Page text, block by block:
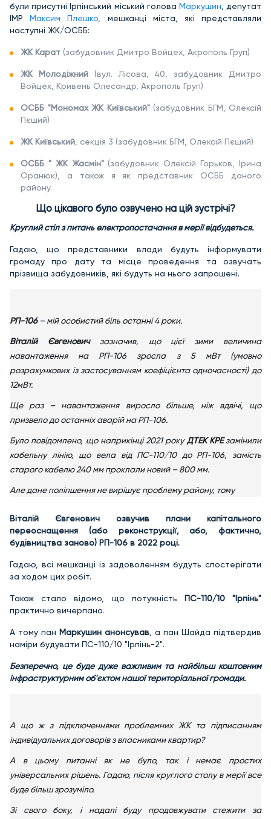
були присутні Ірпінський міський голова Маркушин , депутат
ІМРМаксим Плешко , мешканці міста, які представляли
наступні ЖК/ОСББ:
ЖК Карат (забудовник Дмитро Войцех, Акрополь Груп)
ЖК Молодіжний(вул. Лісова, 40, забудовник Дмитро
Войцех, Кривень Олесандр, Акрополь Груп)
ОСББ "Мономах ЖК Київський"(забудовник БГМ, Олексій
Пєший)
ЖК Київський , секція 3 (забудовник БГМ, Олексій Пєший)
ОСББ " ЖК Жасмін"(забудовник Олексій Горьков, Ірина
Оранюк), а також я як представник ОСББ даного
району.
Що цікавого було озвучено на цій зустрічі?
Круглий стіл з питань електропостачання в мерії відбудеться.
Гадаю, що представники влади будуть інформувати
громаду про дату та місце проведення та озвучать
прізвища забудовників, які будуть на нього запрошені.
РП-106– мій особистий біль останні 4 роки.
Віталій Євгеновичзазначив, що цієї зими величина
навантаження на РП-106 зросла з 5 мВт (умовно
розрахункових із застосуванням коефіцієнта одночасності) до
12мВт.
Ще раз – навантаження виросло більше, ніж вдвічі, що
призвело до останніх аварій на РП-106.
Було повідомлено, що наприкінці 2021 рокуДТЕК КРЕзамінили
кабельну лінію, що вела від ПС-110/10 до РП-106, замість
старого кабелю 240 мм проклали новий – 800 мм.
Але дане поліпшення не вирішує проблему району, тому
Віталій Євгенович озвучив плани капітального
переоснащення (або реконструкції, або, фактично,
будівництва заново) РП-106 в 2022 році.
Гадаю, всі мешканці із задоволенням будуть спостерігати
за ходом цих робіт.
Також стало відомо, що потужність ПС-110/10 "Ірпінь"
практично вичерпано.
А тому пан Маркушин анонсував , а пан Шайда підтвердив
наміри будувати ПС-110/10 "Ірпінь-2".
Безперечно, це буде дуже важливим та найбільш коштовним
інфраструктурним об'єктом нашої територіальної громади.
А що ж з підключеннями проблемних ЖК та підписанням
індивідуальних договорів з власниками квартир?
А в цьому питанні як не було, так і немає простих
універсальних рішень. Гадаю, після круглого столу в мерії все
буде більш зрозуміло.
Зі свого боку, і надалі буду продовжувати стежити за